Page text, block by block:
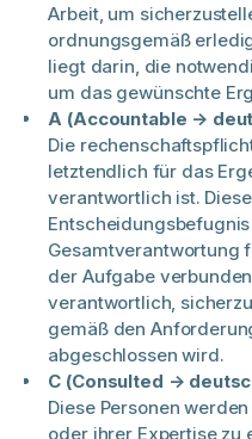
Arbeit, um
ordnungsgemäß
liegt darin, die
um das gewünschte
A (Accountable →
Die
letztendlich für das
verantwortlich ist.
Gesamtverantwortung
der Aufgabe
verantwortlich,
gemäß den
abgeschlossen wird.
C (Consulted →
Diese Personen
oder ihrer Expertise zu